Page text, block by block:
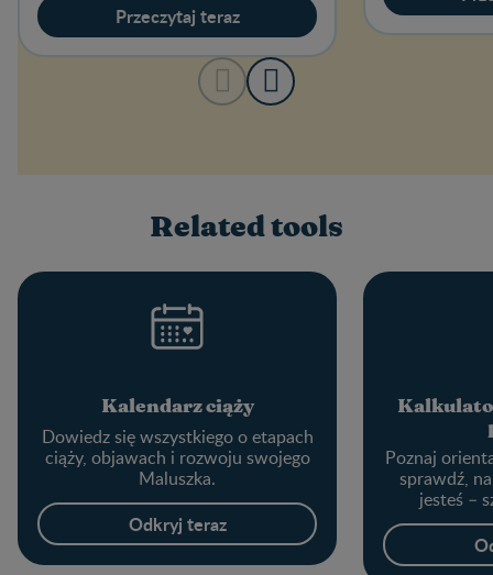
Przeczytaj teraz
Related tools
Kalendarz ciąży
Dowiedz się wszystkiego o etapach
ciąży, objawach i rozwoju swojego
Maluszka.
Odkryj teraz
Poznaj
sprawdź,
jesteś –